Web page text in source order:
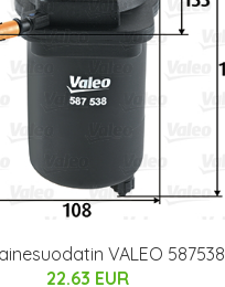
VALEO 587538
22.63 EUR